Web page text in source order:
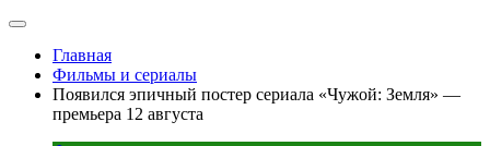
Главная
Фильмы и сериалы
Появился эпичный постер сериала «Чужой: Земля» —
премьера 12 августа